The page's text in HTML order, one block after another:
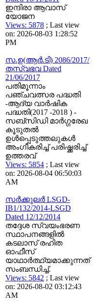
ഇന്ദിരാ ആവാസ്
യോജന
Views: 5878 ; Last view
on: 2026-08-03 1:28:52
PM
സ.ഉ(ആര്‍.ടി) 2086/2017/
തസ്വഭവ Dated
21/06/2017
പതിമൂന്നാം
പഞ്ചവത്സര പദ്ധതി
-ആദ്യ വാർഷിക
പദ്ധതി(2017 -2018 ) -
സബ്സിഡി മാര്‍ഗ്ഗരേഖ
കൂടുതല്‍
ഉള്‍പ്പെടുത്തലുകള്‍
അംഗീകരിച്ച് പരിഷ്ക്കരിച്ച്
ഉത്തരവ്
Views: 5854 ; Last view
on: 2026-08-04 06:50:03
AM
സര്‍ക്കുലര്‍ LSGD-
IB1/132/2014-LSGD
Dated 12/12/2014
തദ്ദേശ സ്വയംഭരണ
സ്ഥാപനങ്ങളില്‍
കടലാസ് രഹിത
ഓഫീസ്
യാഥാര്‍ത്ഥ്യമാക്കുന്നത്
സംബന്ധിച്ച്.
Views: 5842 ; Last view
on: 2026-08-02 03:12:43
AM